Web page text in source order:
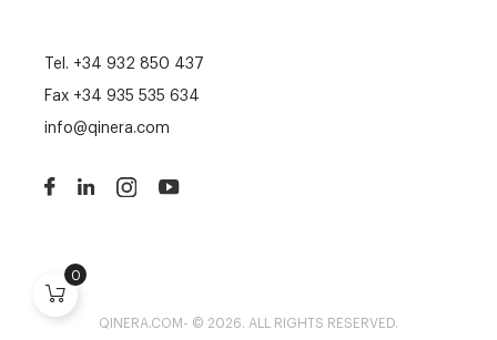
Tel. +34 932 850 437
Fax +34 935 535 634
info@qinera.com
QINERA.COM- © 2026. ALL RIGHTS RESERVED.
0